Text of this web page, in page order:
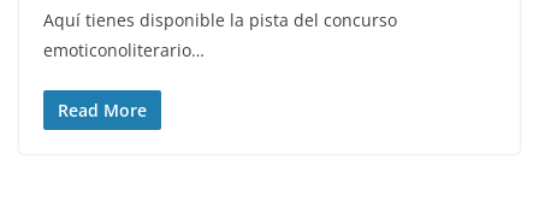
Aquí tienes disponible la pista del concurso
emoticonoliterario…
Read More